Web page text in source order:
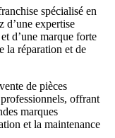
spécialisé en
d’une expertise
d’une marque forte
la réparation et de
de pièces
offrant
marques
et la maintenance